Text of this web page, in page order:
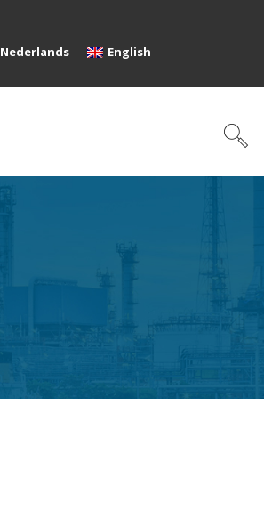
Nederlands English